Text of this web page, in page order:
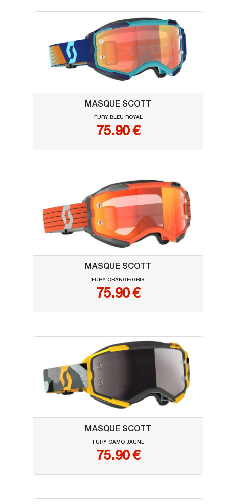
MASQUE SCOTT
FURY BLEU ROYAL
75.90€
MASQUE SCOTT
FURY ORANGE/GRIS
75.90€
MASQUE SCOTT
FURY CAMO JAUNE
75.90€